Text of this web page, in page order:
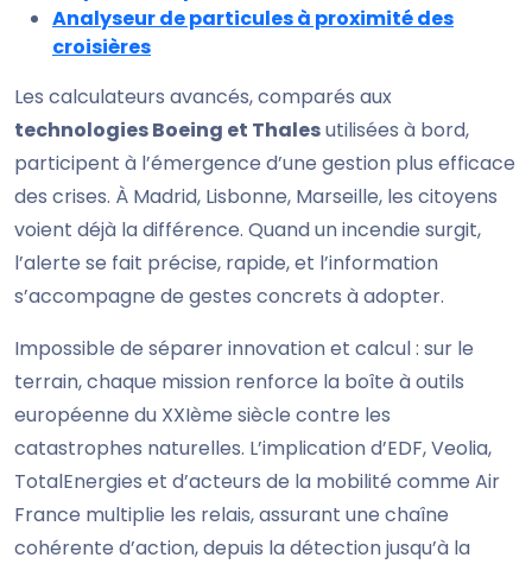
Analyseur de particules à proximité des
croisières
Les calculateurs avancés, comparés aux
technologies Boeing et Thalesutilisées à bord,
participent à l’émergence d’une gestion plus efficace
des crises. À Madrid, Lisbonne, Marseille, les citoyens
voient déjà la différence. Quand un incendie surgit,
l’alerte se fait précise, rapide, et l’information
s’accompagne de gestes concrets à adopter.
Impossible de séparer innovation et calcul : sur le
terrain, chaque mission renforce la boîte à outils
européenne du XXIème siècle contre les
catastrophes naturelles. L’implication d’EDF, Veolia,
TotalEnergies et d’acteurs de la mobilité comme Air
France multiplie les relais, assurant une chaîne
cohérente d’action, depuis la détection jusqu’à la